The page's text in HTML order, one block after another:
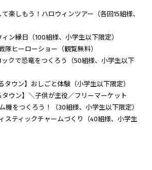
！ハロウィンツアー（各回15組様、
100組様、小学生以下限定）
隊ヒーローショー（観覧無料）
竜をつくろう（50組様、小学生以下
タウン】おしごと体験（小学生以下限定）
＼子供が主役／フリーマーケット
機をつくろう！（30組様、小学生以下限定）
スティックチャームづくり（40組様、小学生